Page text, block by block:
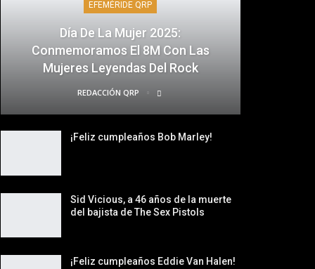
EFEMÉRIDE QRP
Día De La Mujer 2025:
Conmemoramos El 8M Con Las
Mujeres Leyendas Del Rock
REDACCIÓN QRP
¡Feliz cumpleaños Bob Marley!
Sid Vicious, a 46 años de la muerte
del bajista de The Sex Pistols
¡Feliz cumpleaños Eddie Van Halen!